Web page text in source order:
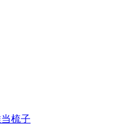
打老人 痛下狠手拳打脚踢
全 医生回应
权政治霸凌主义
梳子